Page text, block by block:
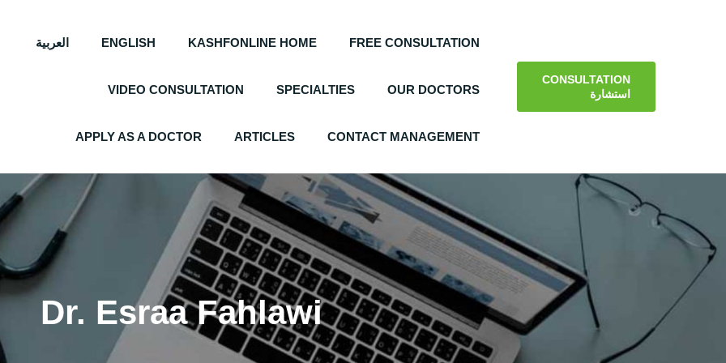
العربية ENGLISH KASHFONLINE HOME FREE CONSULTATION
VIDEO CONSULTATION SPECIALTIES OUR DOCTORS
APPLY AS A DOCTOR ARTICLES CONTACT MANAGEMENT
CONSULTATION
استشارة
Dr. Esraa Fahlawi